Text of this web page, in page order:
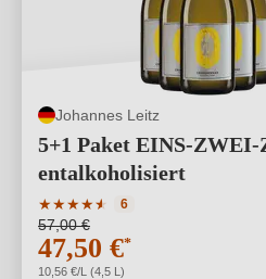
Johannes Leitz
5+1 Paket EINS-
entalkoholisiert
★★★★★
★
Durchschnittliche Bewertung
6
57,00 €
47,50 €*
10,56 €/L (4,5 L)